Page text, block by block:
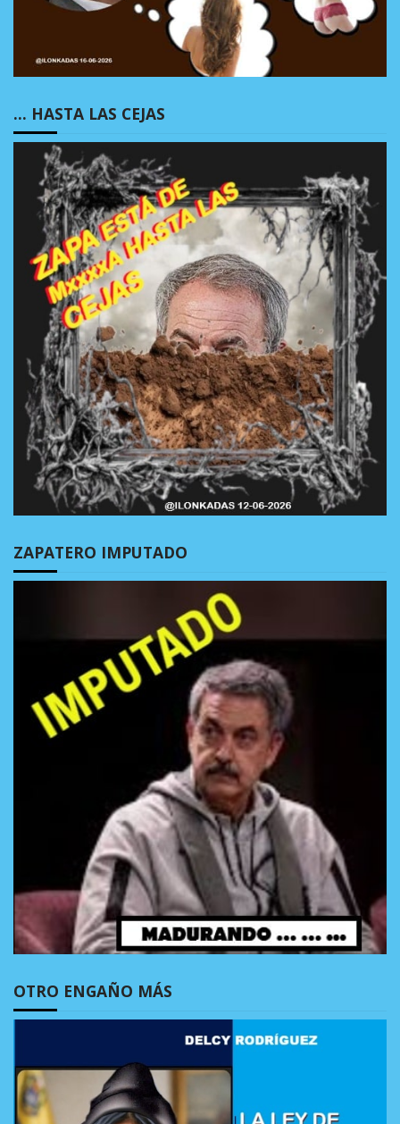
… HASTA LAS CEJAS
ZAPATERO IMPUTADO
OTRO ENGAÑO MÁS